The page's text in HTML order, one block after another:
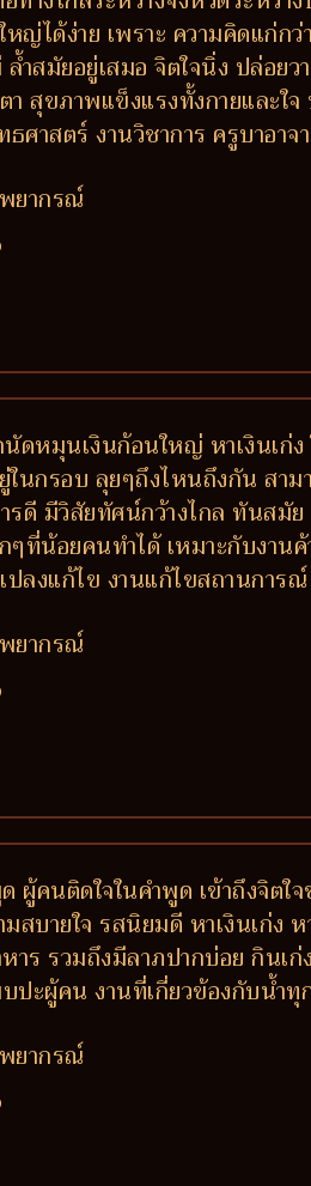
ญ่ได้ง่าย เพราะ ความคิดแก่ก
สมัยอยู่เสมอ จิตใจนิ่ง ปล่อย
สุขภาพแข็งแรงทั้งกายและ
ศาสตร์ งานวิชาการ ครูบาอ
ยากรณ์
ดหมุนเงินก้อนใหญ่ หาเงินเก่
นกรอบ ลุยๆถึงไหนถึงกัน สา
รดี มีวิสัยทัศน์กว้างไกล ทันส
ๆที่น้อยคนทำได้ เหมาะกับงา
ปลงแก้ไข งานแก้ไขสถานกา
ยากรณ์
ผู้คนติดใจในคำพูด เข้าถึงจิ
มสบายใจ รสนิยมดี หาเงินเก่
าร รวมถึงมีลาภปากบ่อย กิน
ปะผู้คน งานที่เกี่ยวข้องกับน้ำทุ
ยากรณ์